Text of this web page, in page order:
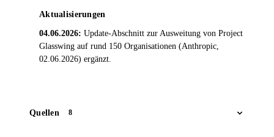
Aktualisierungen
04.06.2026: Update-Abschnitt zur Ausweitung von Project
Glasswing auf rund 150 Organisationen (Anthropic,
02.06.2026) ergänzt.
Quellen 8